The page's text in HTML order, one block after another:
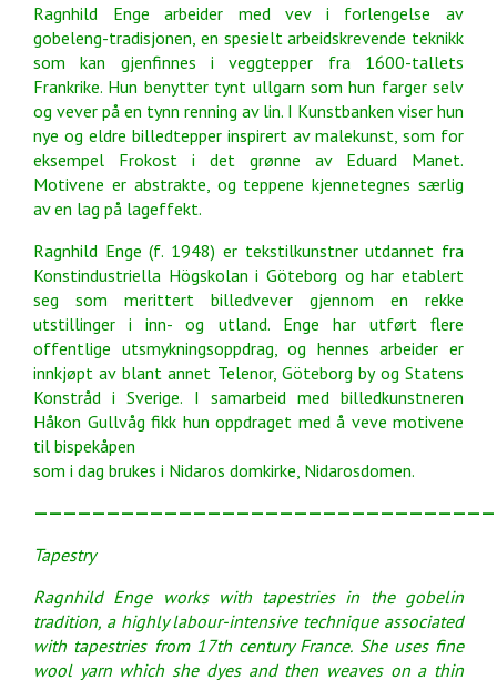
Ragnhild Enge arbeider med vev i forlengelse av
gobeleng-tradisjonen, en spesielt arbeidskrevende teknikk
som kan gjenfinnes i veggtepper fra 1600-tallets
Frankrike. Hun benytter tynt ullgarn som hun farger selv
og vever på en tynn renning av lin. I Kunstbanken viser hun
nye og eldre billedtepper inspirert av malekunst, som for
eksempel Frokost i det grønne av Eduard Manet.
Motivene er abstrakte, og teppene kjennetegnes særlig
av en lag på lageffekt.
Ragnhild Enge (f. 1948) er tekstilkunstner utdannet fra
Konstindustriella Högskolan i Göteborg og har etablert
seg som merittert billedvever gjennom en rekke
utstillinger iinn- og utland. Enge har utført flere
offentlige utsmykningsoppdrag, og hennes arbeider er
innkjøpt av blant annet Telenor, Göteborg by og Statens
Konstråd i Sverige. I samarbeid med billedkunstneren
Håkon Gullvåg fikk hun oppdraget med å veve motivene
til bispekåpen
som i dag brukes i Nidaros domkirke, Nidarosdomen.
Tapestry
Ragnhild Enge works with tapestries in the gobelin
tradition, a highly labour-intensive technique associated
with tapestries from 17th century France. She uses fine
wool yarn which she dyes and then weaves on a thin